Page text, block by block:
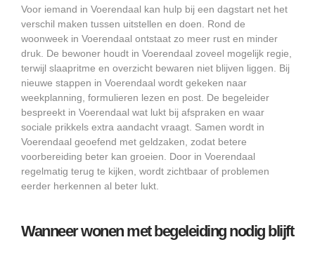
Voor iemand in Voerendaal kan hulp bij een dagstart net het
verschil maken tussen uitstellen en doen. Rond de
woonweek in Voerendaal ontstaat zo meer rust en minder
druk. De bewoner houdt in Voerendaal zoveel mogelijk regie,
terwijl slaapritme en overzicht bewaren niet blijven liggen. Bij
nieuwe stappen in Voerendaal wordt gekeken naar
weekplanning, formulieren lezen en post. De begeleider
bespreekt in Voerendaal wat lukt bij afspraken en waar
sociale prikkels extra aandacht vraagt. Samen wordt in
Voerendaal geoefend met geldzaken, zodat betere
voorbereiding beter kan groeien. Door in Voerendaal
regelmatig terug te kijken, wordt zichtbaar of problemen
eerder herkennen al beter lukt.
Wanneer wonen met begeleiding nodig blijft